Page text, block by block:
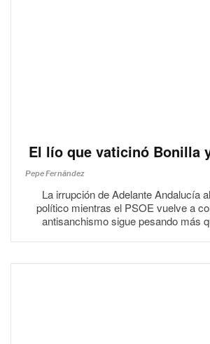
El lío que vaticinó Bonilla
Pepe Fernández
La irrupción de Adelante Andalucía
político mientras el PSOE vuelve a
antisanchismo sigue pesando más